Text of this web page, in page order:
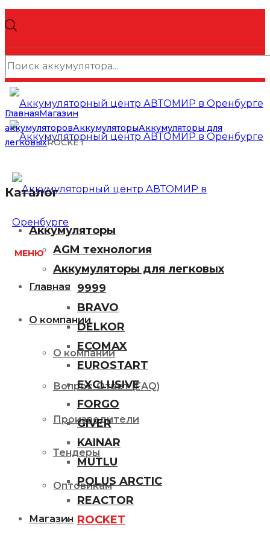
Поиск
товаров
МЕНЮ
Главная
О компании
О компании
Вопрос-Ответ (FAQ)
Производители
Тендеры
Оптовикам
Магазин
ГлавнаяМагазин
аккумуляторовАккумуляторыАккумуляторы для
легковыхROCKET
Каталог
Аккумуляторы
AGM технология
Аккумуляторы для легковых
9999
BRAVO
DELKOR
ECOMAX
EUROSTART
EXCLUSIVE
FORGO
GIVER
KAINAR
MUTLU
POLUS ARCTIC
REACTOR
ROCKET